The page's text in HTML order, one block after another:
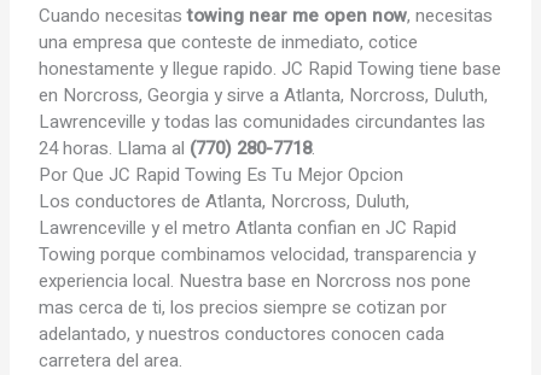
Cuando necesitastowing near me open now, necesitas
una empresa que conteste de inmediato, cotice
honestamente y llegue rapido. JC Rapid Towing tiene base
en Norcross, Georgia y sirve a Atlanta, Norcross, Duluth,
Lawrenceville y todas las comunidades circundantes las
24 horas. Llama al (770) 280-7718.
Por Que JC Rapid Towing EsTu Mejor Opcion
Los conductores de Atlanta, Norcross, Duluth,
Lawrenceville y el metro Atlanta confian en JC Rapid
Towing porque combinamos velocidad, transparencia y
experiencia local. Nuestra base en Norcross nos pone
mas cerca de ti, los precios siempre se cotizan por
adelantado, y nuestros conductores conocen cada
carretera del area.